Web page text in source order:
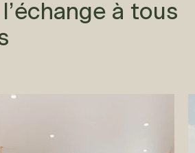
à tous